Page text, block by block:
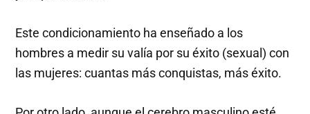
Este condicionamiento ha enseñado a los
hombres a medir su valía por su éxito (sexual) con
las mujeres: cuantas más conquistas, más éxito.